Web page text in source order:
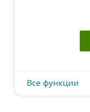
Все функции